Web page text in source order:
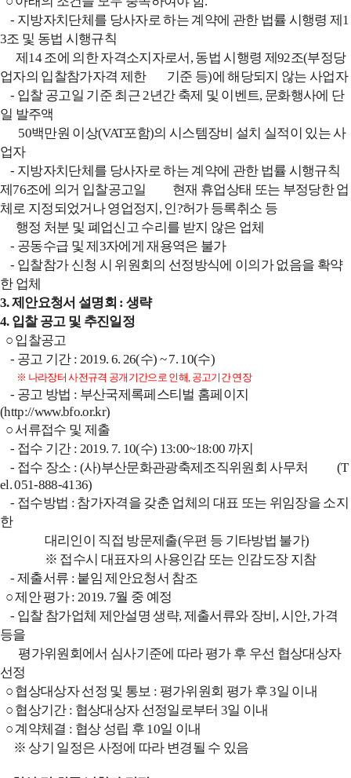
- 지방자치단체를 당사자로 하는 계약에 관한 법률 시행령 제1
3조 및 동법 시행규칙
제14 조에 의한 자격소지자로서, 동법 시행령 제92조(부정당
업자의 입찰참가자격 제한 기준 등)에 해당되지 않는 사업자
- 입찰 공고일 기준 최근 2년간 축제 및 이벤트, 문화행사에 단
일 발주액
50백만원 이상(VAT포함)의 시스템장비 설치 실적이 있는 사
업자
- 지방자치단체를 당사자로 하는 계약에 관한 법률 시행규칙
제76조에 의거 입찰공고일 현재 휴업상태 또는 부정당한 업
체로 지정되었거나 영업정지, 인?허가 등록취소 등
행정 처분 및 폐업신고 수리를 받지 않은 업체
- 공동수급 및 제3자에게 재용역은 불가
- 입찰참가 신청 시 위원회의 선정방식에 이의가 없음을 확약
한 업체
3. 제안요청서 설명회 : 생략
4. 입찰 공고 및 추진일정
○ 입찰공고
- 공고 기간 : 2019. 6. 26(수) ~ 7. 10(수)
※ 나라장터 사전규격 공개기간으로 인해, 공고기간 연장
- 공고 방법 : 부산국제록페스티벌 홈페이지
(http://www.bfo.or.kr)
○ 서류접수 및 제출
- 접수 기간 : 2019. 7. 10(수) 13:00~18:00 까지
- 접수 장소 : (사)부산문화관광축제조직위원회 사무처 (T
el. 051-888-4136)
- 접수방법 : 참가자격을 갖춘 업체의 대표 또는 위임장을 소지
한
대리인이 직접 방문제출(우편 등 기타방법 불가)
※ 접수시 대표자의 사용인감 또는 인감도장 지참
- 제출서류 : 붙임 제안요청서 참조
○ 제안 평가 : 2019. 7월 중 예정
- 입찰 참가업체 제안설명 생략, 제출서류와 장비, 시안, 가격
등을
평가위원회에서 심사기준에 따라 평가 후 우선 협상대상자
선정
○ 협상대상자 선정 및 통보 : 평가위원회 평가 후 3일 이내
○ 협상기간 : 협상대상자 선정일로부터 3일 이내
○ 계약체결 : 협상 성립 후 10일 이내
※ 상기 일정은 사정에 따라 변경될 수 있음